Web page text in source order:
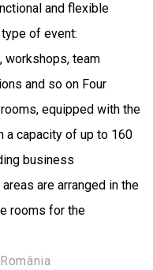
and flexible
of event:
workshops, team
and so on Four
equipped with the
a capacity of up to 160
business
are arranged in the
rooms for the